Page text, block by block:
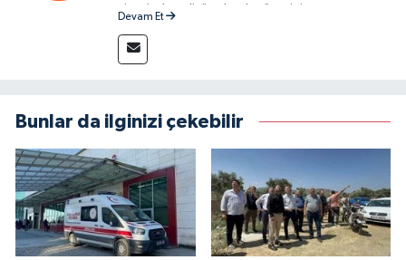
sitesinde editör olarak görevini
Devam Et
Bunlar da ilginizi çekebilir